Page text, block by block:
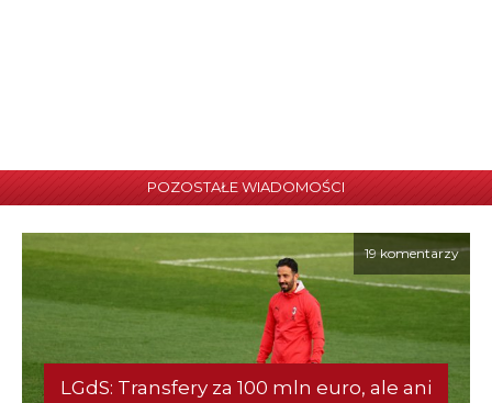
POZOSTAŁE WIADOMOŚCI
19 komentarzy
LGdS: Transfery za 100 mln euro, ale ani